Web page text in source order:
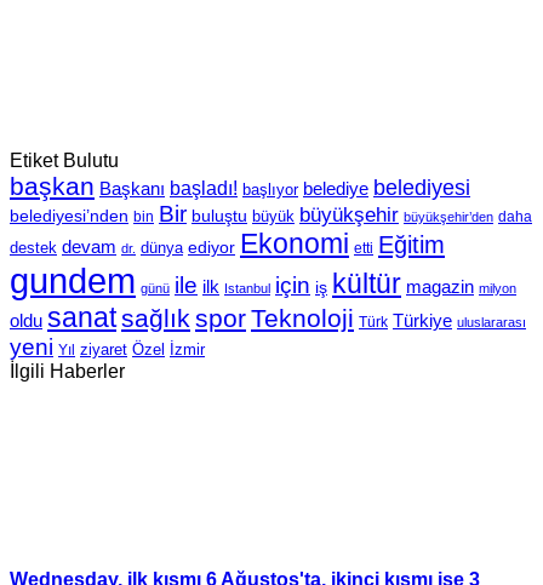
Etiket Bulutu
başkan Başkanı başladı! başlıyor belediye belediyesi
belediyesi’nden bin Bir buluştu büyük büyükşehir büyükşehir’den daha
destek devam dr. dünya ediyor Ekonomi etti Eğitim
gundem günü ile ilk Istanbul için iş kültür magazin milyon
oldu sanatsağlık sporTeknoloji Türk Türkiye uluslararası
yeni Yıl ziyaret Özel İzmir
İlgili Haberler
Wednesday, ilk kısmı 6 Ağustos'ta, ikinci kısmı ise 3